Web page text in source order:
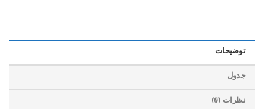
توضیحات
جدول
نظرات (0)